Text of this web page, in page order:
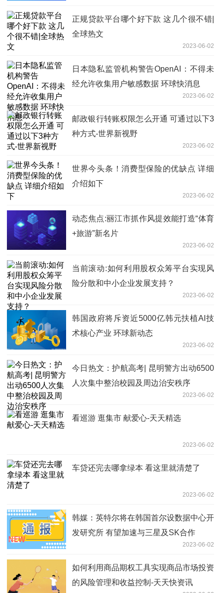
正规贷款平台哪个好下款 这几个很不错|
全球热文
2023-06-02
日本隐私监管机构警告OpenAI：不得未
经允许收集用户敏感数据 环球快消息
2023-06-02
邮政银行转账权限怎么开通 可通过以下3
种方式-世界新视野
2023-06-02
世界今头条！消费型保险的优缺点 详细
介绍如下
2023-06-02
动态焦点:丽江市抓作风提效能打造“体育
+旅游”新名片
2023-06-02
当前滚动:如何利用股权众筹平台实现风
险分散和中小企业发展支持？
2023-06-02
韩国政府将斥资近5000亿韩元扶植AI技
术核心产业 环球新动态
2023-06-02
今日热文：护航高考| 昆明警方出动6500
人次集中整治校园及周边治安秩序
2023-06-02
看巡游 逛集市 献爱心-天天精选
2023-06-02
车贷还完去哪拿绿本 看这里就清楚了
2023-06-02
韩媒：英特尔将在韩国首尔设数据中心开
发研究所 有望加速与三星及SK合作
2023-06-02
如何利用商品期权工具实现商品市场投资
的风险管理和收益控制-天天快资讯